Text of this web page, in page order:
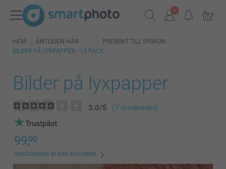
HEM ÄNTLIGEN HÄR
PRESENT TILL SYSKON
BILDER PÅ LYXPAPPER - 13 PACK
Bilder på lyxpapper
3.0/5 (7 omdömen)
99,00
fraktkostnad är inte inkluderat